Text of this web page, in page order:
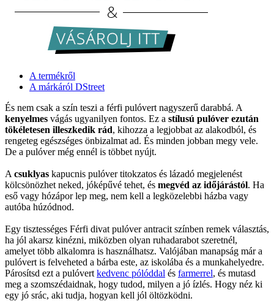
A termékről
A márkáról DStreet
És nem csak a szín teszi a férfi pulóvert nagyszerű darabbá. A
kenyelmes vágás ugyanilyen fontos. Ez a stílusú pulóver ezután
tökéletesen illeszkedik rád, kihozza a legjobbat az alakodból, és
rengeteg egészséges önbizalmat ad. És minden jobban megy vele.
De a pulóver még ennél is többet nyújt.
A csuklyas kapucnis pulóver titokzatos és lázadó megjelenést
kölcsönözhet neked, jóképűvé tehet, és megvéd az időjárástól. Ha
eső vagy hózápor lep meg, nem kell a legközelebbi házba vagy
autóba húzódnod.
Egy tisztességes Férfi divat pulóver antracit színben remek választás,
ha jól akarsz kinézni, miközben olyan ruhadarabot szeretnél,
amelyet több alkalomra is használhatsz. Valójában manapság már a
pulóvert is felveheted a bárba este, az iskolába és a munkahelyedre.
Párosítsd ezt a pulóvert kedvenc pólóddal és farmerrel, és mutasd
meg a szomszédaidnak, hogy tudod, milyen a jó ízlés. Hogy néz ki
egy jó srác, aki tudja, hogyan kell jól öltözködni.